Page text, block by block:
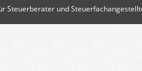
Steuerberater und